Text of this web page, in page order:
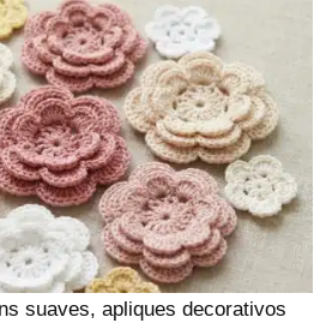
suaves, apliques decorativos